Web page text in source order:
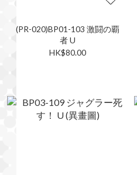
(PR-020)BP01-103 激闘の覇
者 U
HK$80.00